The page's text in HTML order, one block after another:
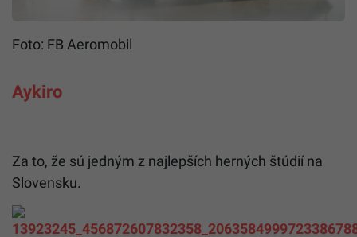
Foto: FB Aeromobil
Aykiro
Za to, že sú jedným z najlepších herných štúdií na
Slovensku.